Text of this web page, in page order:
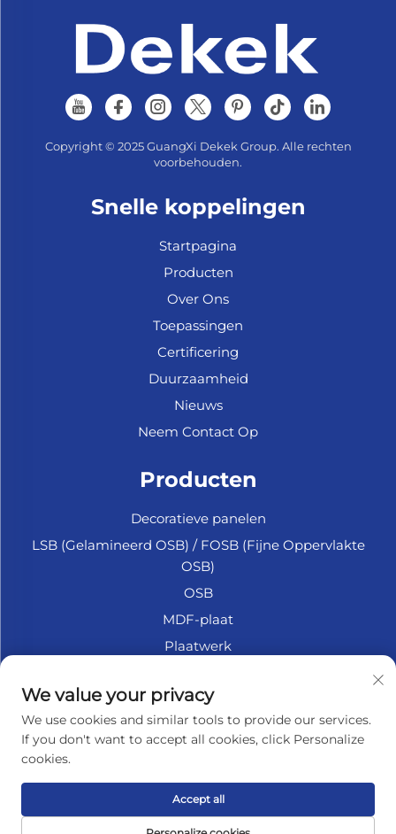
Copyright © 2025 GuangXi Dekek Group. Alle rechten
voorbehouden.
Snelle koppelingen
Startpagina
Producten
Over Ons
Toepassingen
Certificering
Duurzaamheid
Nieuws
Neem Contact Op
Producten
Decoratieve panelen
LSB (Gelamineerd OSB) / FOSB (Fijne Oppervlakte
OSB)
OSB
MDF-plaat
Plaatwerk
Fiberplaat
Accessoires
Privacybeleid
We value your privacy
We use cookies and similar tools to provide our services.
If you don't want to accept all cookies, click Personalize
cookies.
Accept all